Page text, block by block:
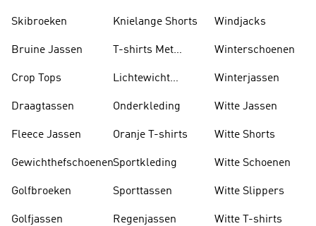
Skibroeken
Bruine Jassen
Crop Tops
Draagtassen
Fleece Jassen
Gewichthefschoenen
Golfbroeken
Golfjassen
Knielange Shorts
T-shirts Met
Lichtewicht
Onderkleding
Oranje T-shirts
Sportkleding
Sporttassen
Regenjassen
Windjacks
Winterschoenen
Winterjassen
Witte Jassen
Witte Shorts
Witte Schoenen
Witte Slippers
Witte T-shirts